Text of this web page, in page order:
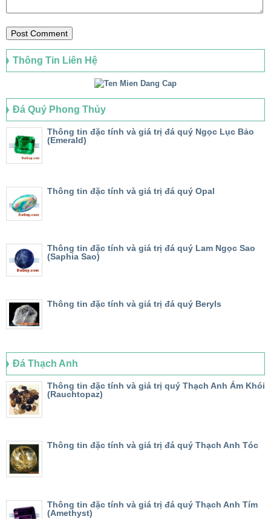
Thông Tin Liên Hệ
Đá Quý Phong Thủy
Thông tin đặc tính và giá trị đá quý Ngọc Lục Bảo
(Emerald)
Thông tin đặc tính và giá trị đá quý Opal
Thông tin đặc tính và giá trị đá quý Lam Ngọc Sao
(Saphia Sao)
Thông tin đặc tính và giá trị đá quý Beryls
Đá Thạch Anh
Thông tin đặc tính và giá trị quý Thạch Anh Ám Khói
(Rauchtopaz)
Thông tin đặc tính và giá trị đá quý Thạch Anh Tóc
Thông tin đặc tính và giá trị đá quý Thạch Anh Tím
(Amethyst)